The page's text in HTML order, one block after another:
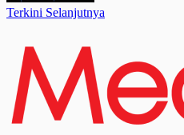
Terkini Selanjutnya